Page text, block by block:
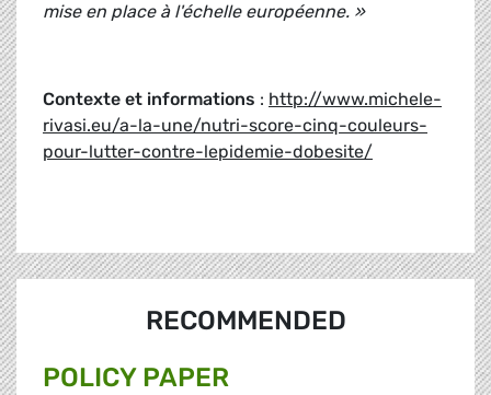
mise en place à l'échelle européenne. »
Contexte et informations : http://www.michele-
rivasi.eu/a-la-une/nutri-score-cinq-couleurs-
pour-lutter-contre-lepidemie-dobesite/
RECOMMENDED
POLICY PAPER